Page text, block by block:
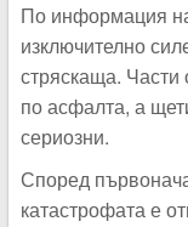
По информация
изключително
стряскаща. Части
по асфалта, а
сериозни.
Според
катастрофата е